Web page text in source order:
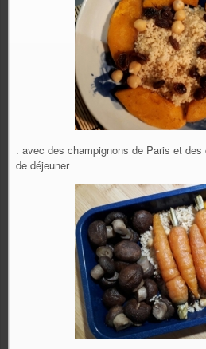
. avec des champignons de Paris et
de déjeuner